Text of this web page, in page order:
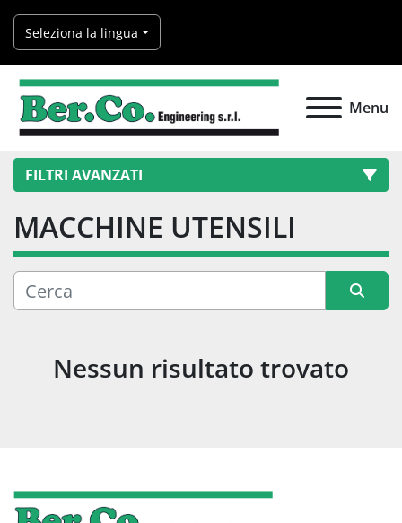
Seleziona la lingua
Menu
FILTRI AVANZATI
Categoria
MACCHINE UTENSILI
Nessun risultato trovato